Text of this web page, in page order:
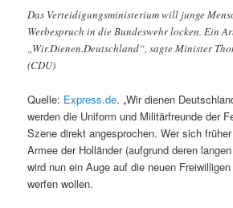
Das Verteidigungsministerium will junge
Werbespruch in die Bundeswehr locken. Ein
„Wir.Dienen.Deutschland“, sagte Minister
(CDU)
Quelle: Express.de. „Wir dienen
werden die Uniform und Militärfreunde der
Szene direkt angesprochen. Wer sich
Armee der Holländer (aufgrund deren
wird nun ein Auge auf die neuen
werfen wollen.